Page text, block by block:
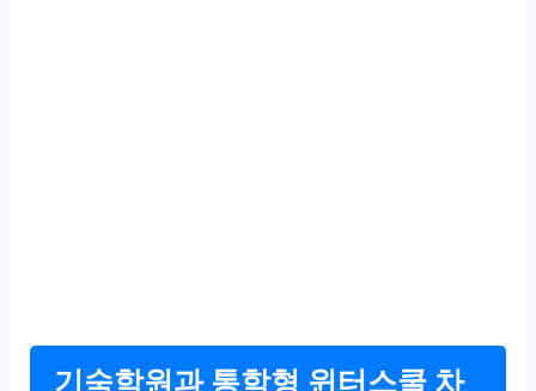
기숙학원과 통학형 윈터스쿨 차